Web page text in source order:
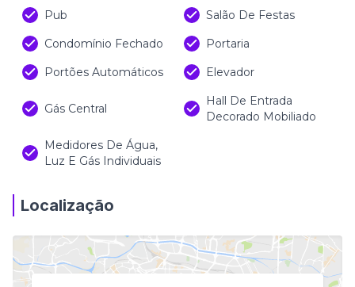
Pub
Salão De Festas
Condomínio Fechado
Portaria
Portões Automáticos
Elevador
Gás Central
Hall De Entrada
Decorado Mobiliado
Medidores De Água,
Luz E Gás Individuais
Localização